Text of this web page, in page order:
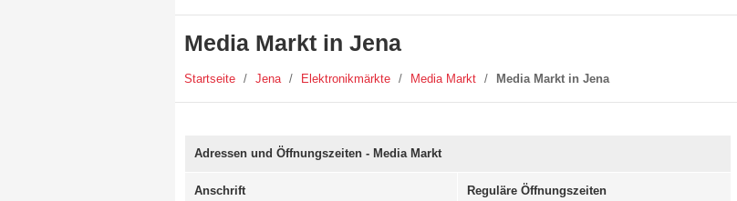
Media Markt in Jena
Startseite / Jena / Elektronikmärkte / Media Markt / Media Markt in Jena
Adressen und Öffnungszeiten - Media Markt
Anschrift
Reguläre Öffnungszeiten